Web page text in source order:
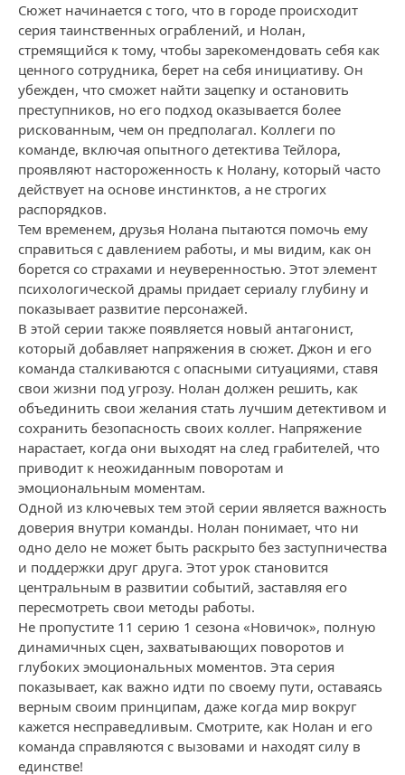
Сюжет начинается с того, что в городе происходит
серия таинственных ограблений, и Нолан,
стремящийся к тому, чтобы зарекомендовать себя как
ценного сотрудника, берет на себя инициативу. Он
убежден, что сможет найти зацепку и остановить
преступников, но его подход оказывается более
рискованным, чем он предполагал. Коллеги по
команде, включая опытного детектива Тейлора,
проявляют настороженность к Нолану, который часто
действует на основе инстинктов, а не строгих
распорядков.
Тем временем, друзья Нолана пытаются помочь ему
справиться с давлением работы, и мы видим, как он
борется со страхами и неуверенностью. Этот элемент
психологической драмы придает сериалу глубину и
показывает развитие персонажей.
В этой серии также появляется новый антагонист,
который добавляет напряжения в сюжет. Джон и его
команда сталкиваются с опасными ситуациями, ставя
свои жизни под угрозу. Нолан должен решить, как
объединить свои желания стать лучшим детективом и
сохранить безопасность своих коллег. Напряжение
нарастает, когда они выходят на след грабителей, что
приводит к неожиданным поворотам и
эмоциональным моментам.
Одной из ключевых тем этой серии является важность
доверия внутри команды. Нолан понимает, что ни
одно дело не может быть раскрыто без заступничества
и поддержки друг друга. Этот урок становится
центральным в развитии событий, заставляя его
пересмотреть свои методы работы.
Не пропустите 11 серию 1 сезона «Новичок», полную
динамичных сцен, захватывающих поворотов и
глубоких эмоциональных моментов. Эта серия
показывает, как важно идти по своему пути, оставаясь
верным своим принципам, даже когда мир вокруг
кажется несправедливым. Смотрите, как Нолан и его
команда справляются с вызовами и находят силу в
единстве!